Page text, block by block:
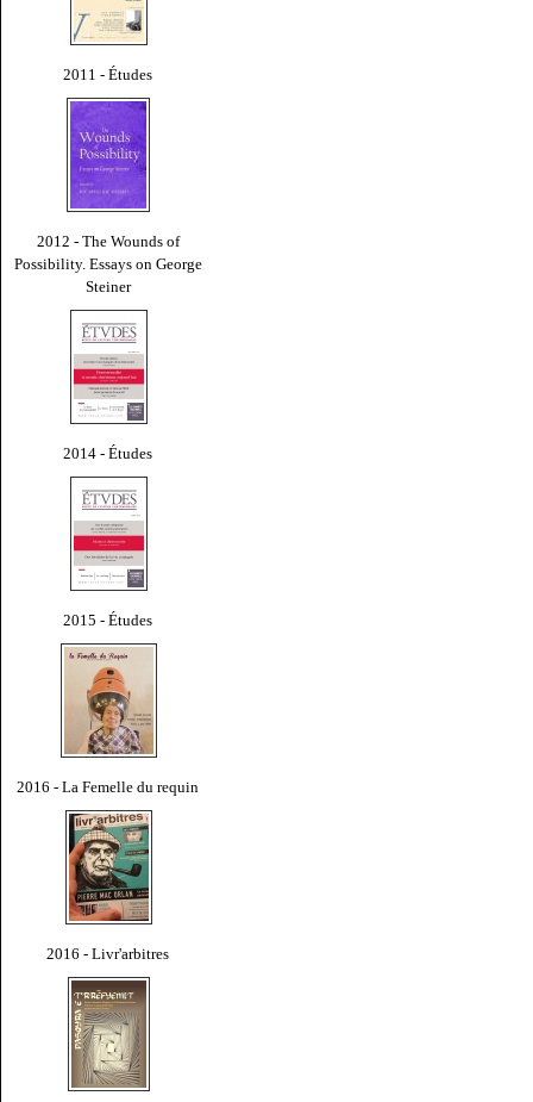
2011 - Études
2012 - The Wounds of
Possibility. Essays on George
Steiner
2014 - Études
2015 - Études
2016 - La Femelle du requin
2016 - Livr'arbitres